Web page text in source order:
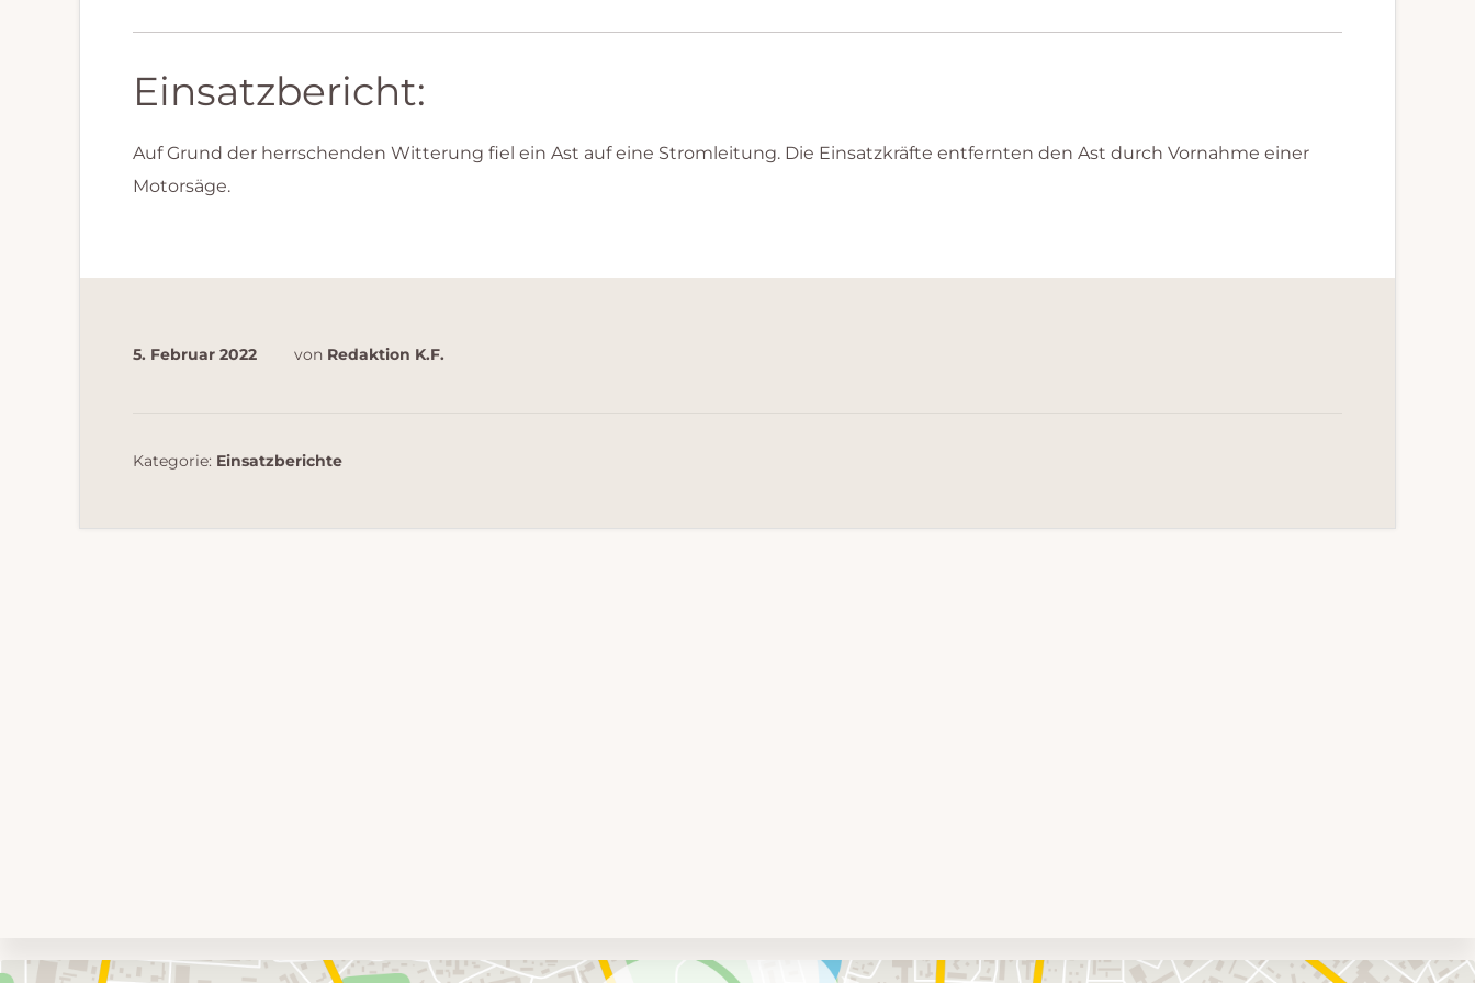
Einsatzbericht:
Auf Grund der herrschenden Witterung fiel ein Ast auf eine Stromleitung. Die Einsatzkräfte entfernten den Ast durch Vornahme einer
Motorsäge.
5. Februar 2022 von Redaktion K.F.
Kategorie: Einsatzberichte
Umgebungskarte